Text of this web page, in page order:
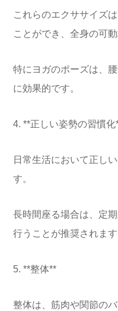
これらのエクササイズ
ことができ、全身の可
特にヨガのポーズは、
に効果的です。
4. **正しい姿勢の習慣化
日常生活において正し
す。
長時間座る場合は、定
行うことが推奨されます
5. **整体**
整体は、筋肉や関節の